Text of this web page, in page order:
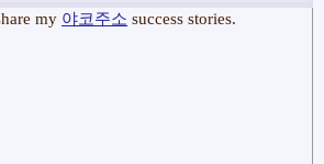
my 야코주소 success stories.